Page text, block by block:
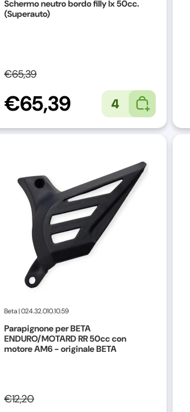
Schermo neutro bordo filly lx 50cc.
(Superauto)
€65,39
€65,39 4
Beta|024.32.010.10.59
Parapignone per BETA
ENDURO/MOTARD RR 50cc con
motore AM6 - originale BETA
€12,20